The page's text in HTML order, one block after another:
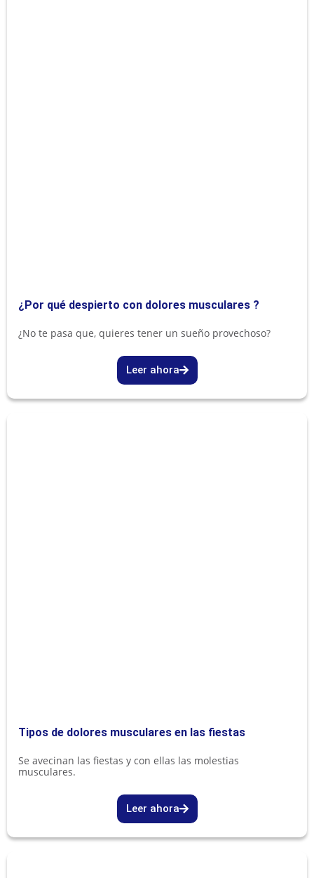
¿Por qué despierto con dolores musculares ?
¿No te pasa que, quieres tener un sueño provechoso?
Leer ahora
Tipos de dolores musculares en las fiestas
Se avecinan las fiestas y con ellas las molestias
musculares.
Leer ahora